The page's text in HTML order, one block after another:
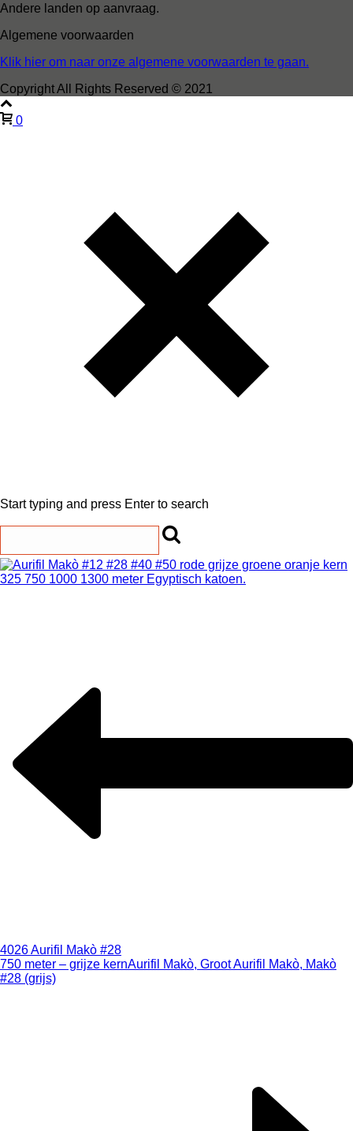
Andere landen op aanvraag.
Algemene voorwaarden
Klik hier om naar onze algemene voorwaarden te gaan.
Copyright All Rights Reserved © 2021
0
Start typing and press Enter to search
4026 Aurifil Makò #28
750 meter – grijze kernAurifil Makò, Groot Aurifil Makò, Makò
#28 (grijs)